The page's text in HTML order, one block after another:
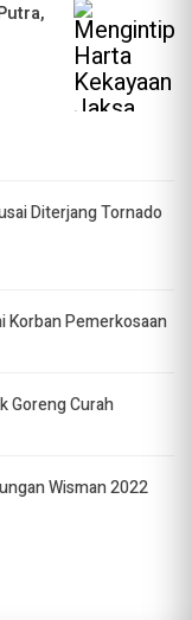
Diterjang Tornado
Korban Pemerkosaan
Goreng Curah
Wisman 2022